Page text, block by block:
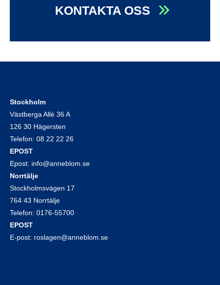
KONTAKTA OSS
Stockholm
Västberga Allé 36 A
126 30 Hägersten
Telefon: 08 22 22 26
EPOST
Epost: info@anneblom.se
Norrtälje
Stockholmsvägen 17
764 43 Norrtälje
Telefon: 0176-55700
EPOST
E-post: roslagen@anneblom.se